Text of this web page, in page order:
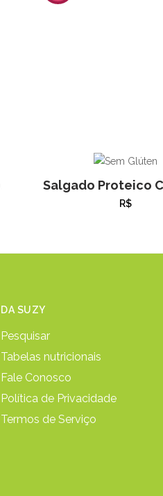
Salgado Proteico
R$
DA SUZY
Pesquisar
Tabelas nutricionais
Fale Conosco
Política de Privacidade
Termos de Serviço